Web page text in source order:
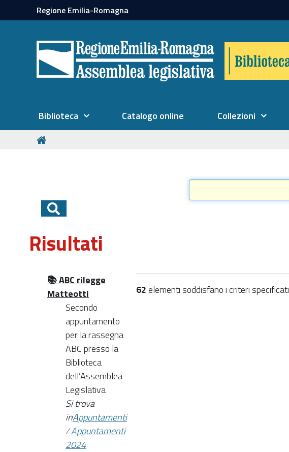
Regione Emilia-Romagna
Biblioteca Catalogo online Collezioni
Risultati
62elementi soddisfano i criteri specificati
📚 ABC rilegge
Matteotti
Secondo
appuntamento
per la rassegna
ABC presso la
Biblioteca
dell’Assemblea
Legislativa
Si trova
inAppuntamenti
/Appuntamenti
2024